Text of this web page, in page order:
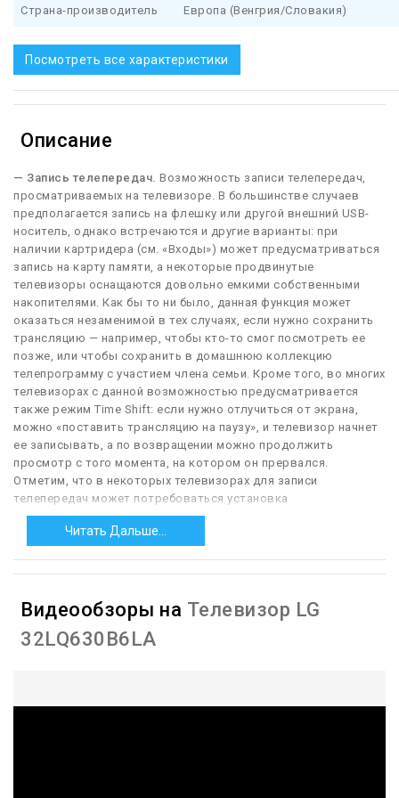
Страна-производитель Европа (Венгрия/Словакия)
Посмотреть все характеристики
Описание
— Запись телепередач. Возможность записи телепередач,
просматриваемых на телевизоре. В большинстве случаев
предполагается запись на флешку или другой внешний USB-
носитель, однако встречаются и другие варианты: при
наличии картридера (см. «Входы») может предусматриваться
запись на карту памяти, а некоторые продвинутые
телевизоры оснащаются довольно емкими собственными
накопителями. Как бы то ни было, данная функция может
оказаться незаменимой в тех случаях, если нужно сохранить
трансляцию — например, чтобы кто-то смог посмотреть ее
позже, или чтобы сохранить в домашнюю коллекцию
телепрограмму с участием члена семьи. Кроме того, во многих
телевизорах с данной возможностью предусматривается
также режим Time Shift: если нужно отлучиться от экрана,
можно «поставить трансляцию на паузу», и телевизор начнет
ее записывать, а по возвращении можно продолжить
просмотр с того момента, на котором он прервался.
Отметим, что в некоторых телевизорах для записи
телепередач может потребоваться установка
дополнительного ПО; для таких моделей данная функция не
всегда указывается, хотя технически она доступна.
— AirPlay.Поддержка телевизором технологии AirPlay, обычно
для трансляции мультимедийного контента с «яблочных»
гаджетов (iPhone, iPad и т. п.) на внешние устройства, в том
числе телевизоры. При этом она позволяет не просто
воспроизводить подобный контент, но также даёт множество
обложка альбома), управление воспроизведением с пульта
Читать Дальше...
Видеообзоры на Телевизор LG
32LQ630B6LA